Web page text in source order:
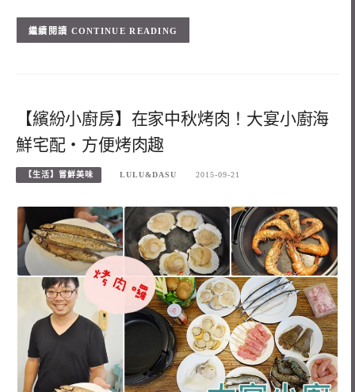
CONTINUE READING
【繽紛小廚房】在家中秋烤肉！大宴小廚海
鮮宅配‧方便烤肉趣
【生活】嘗鮮美味 LULU&DASU 2015-09-21